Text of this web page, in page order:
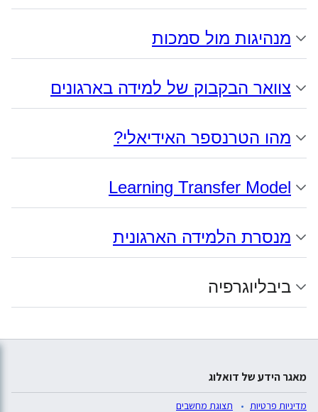
מנהיגות מול סמכות
צוואר הבקבוק של למידה בארגונים
מהו הטרנספר האידיאלי?
Learning Transfer Model
מנסרת הלמידה הארגונית
ביבליוגרפיה
מאגר הידע של דואלוג
מדיניות פרטיות תצוגת מחשבים